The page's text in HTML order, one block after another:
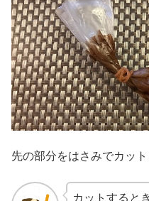
先の部分をはさみでカット
カットすると